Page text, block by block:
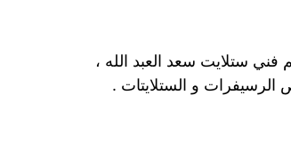
ستلايت سعد العبد الله ،